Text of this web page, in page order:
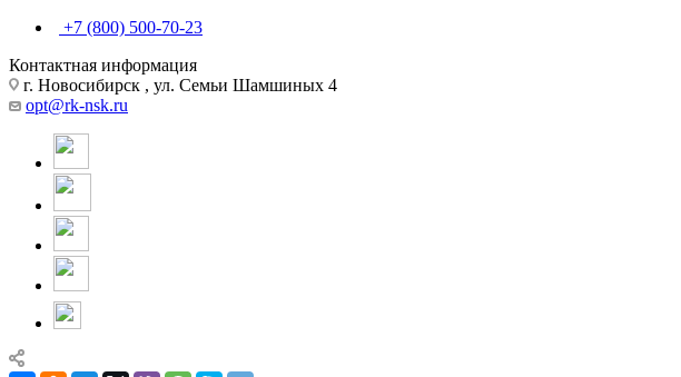
+7 (800) 500-70-23
Контактная информация
г. Новосибирск , ул. Семьи Шамшиных 4
opt@rk-nsk.ru